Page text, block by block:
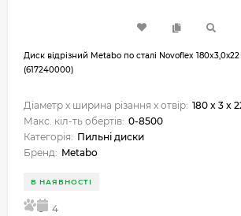
Диск відрізний Metabo по сталі Novoflex 180x3,0х22
(617240000)
Діаметр x ширина різання x отвір: 180 x 3 x
Макс. кіл-ть обертів: 0-8500
Категорія: Пильні диски
Бренд: Metabo
В НАЯВНОСТІ
5 4